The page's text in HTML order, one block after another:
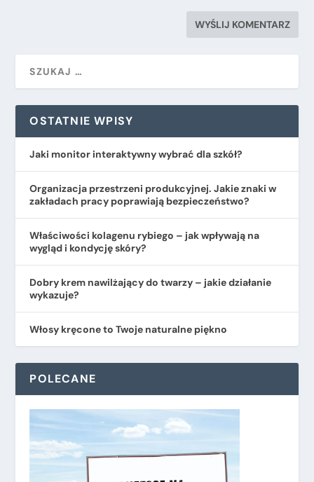
OSTATNIE WPISY
Jaki monitor interaktywny wybrać dla szkół?
Organizacja przestrzeni produkcyjnej. Jakie znaki w
zakładach pracy poprawiają bezpieczeństwo?
​Właściwości kolagenu rybiego – jak wpływają na
wygląd i kondycję skóry?
Dobry krem nawilżający do twarzy – jakie działanie
wykazuje?
Włosy kręcone to Twoje naturalne piękno
POLECANE